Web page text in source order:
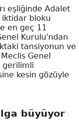
eşliğinde Adalet
bloku
en geç 11
Kurulu'ndan
tansiyonun ve
Genel
gerilimli
kesin gözüyle
büyüyor